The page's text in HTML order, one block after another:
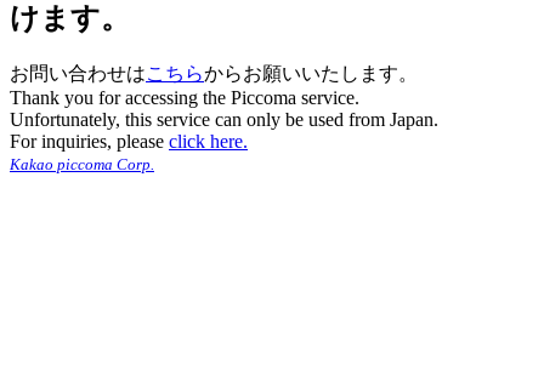
けます。
お問い合わせはこちらからお願いいたします。
Thank you for accessing the Piccoma service.
Unfortunately, this service can only be used from Japan.
For inquiries, please click here.
Kakao piccoma Corp.